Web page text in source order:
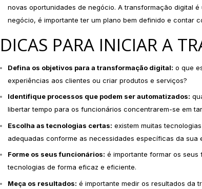
novas oportunidades de negócio. A transformação digital
negócio, é importante ter um plano bem definido e contar
DICAS PARA INICIAR A
Defina os objetivos para a transformação digital: o que
experiências aos clientes ou criar produtos e serviços?
Identifique processos que podem ser automatizados:
libertar tempo para os funcionários concentrarem-se em
Escolha as tecnologias certas: existem muitas
adequadas conforme as necessidades específicas da sua
Forme os seus funcionários: é importante formar os seus
tecnologias de forma eficaz e eficiente.
Meça os resultados: é importante medir os resultados da